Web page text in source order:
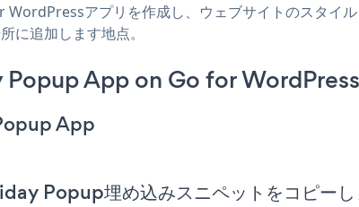
アプリを作成し、ウェブサイトのスタ
に追加します地点。
App on Go for
App
Popup埋め込みスニペットをコピーし